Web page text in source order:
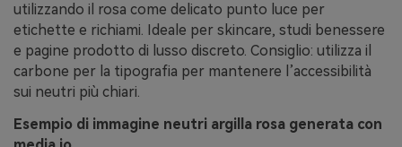
utilizzando il rosa come delicato punto luce per
etichette e richiami. Ideale per skincare, studi benessere
e pagine prodotto di lusso discreto. Consiglio: utilizza il
carbone per la tipografia per mantenere l’accessibilità
sui neutri più chiari.
Esempio di immagine neutri argilla rosa generata con